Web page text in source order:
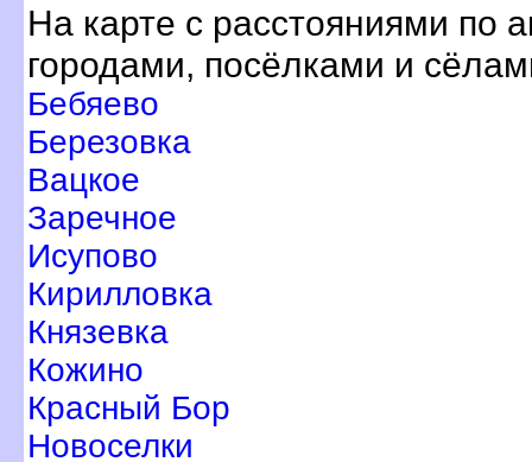
На карте с расстояниями по
ородами, посёлками и
Бебяево
Березовка
ацкое
Заречное
Исупово
Кирилловка
Князевка
Кожино
Красный Бор
Новоселки